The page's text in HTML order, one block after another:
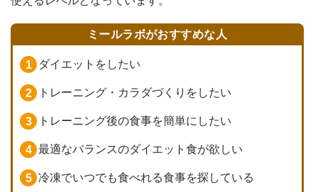
ミールラボがおすすめな人
ダイエットをしたい
トレーニング・カラダづくりをしたい
トレーニング後の食事を簡単にしたい
最適なバランスのダイエット食が欲しい
冷凍でいつでも食べれる食事を探している